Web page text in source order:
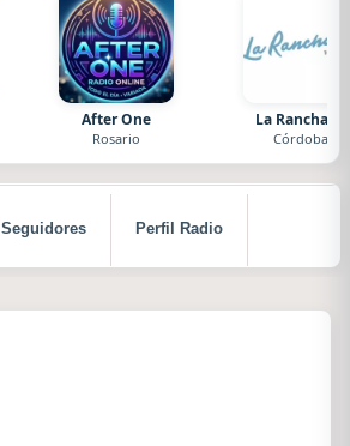
After One
Rosario
La Ranchada
Córdoba
Seguidores Perfil Radio